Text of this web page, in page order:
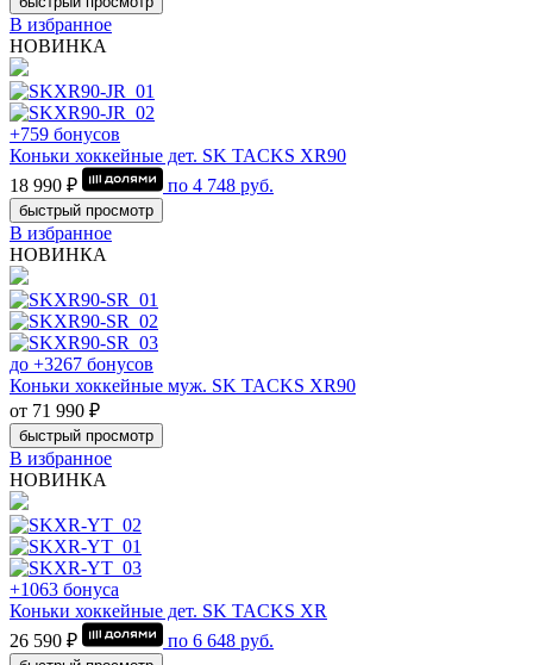
В избранное
НОВИНКА
+759 бонусов
Коньки хоккейные дет. SK TACKS XR90
18 990 ₽
по 4 748 руб.
быстрый просмотр
В избранное
НОВИНКА
до +3267 бонусов
Коньки хоккейные муж. SK TACKS XR90
от 71 990 ₽
быстрый просмотр
В избранное
НОВИНКА
+1063 бонуса
Коньки хоккейные дет. SK TACKS XR
26 590 ₽
по 6 648 руб.